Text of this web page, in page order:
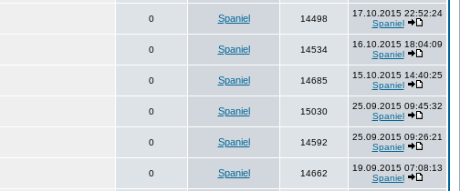
0 Spaniel 14498
17.10.2015 22:52:24
Spaniel
0 Spaniel 14534
16.10.2015 18:04:09
Spaniel
0 Spaniel 14685
15.10.2015 14:40:25
Spaniel
0 Spaniel 15030
25.09.2015 09:45:32
Spaniel
0 Spaniel 14592
25.09.2015 09:26:21
Spaniel
0 Spaniel 14662
19.09.2015 07:08:13
Spaniel